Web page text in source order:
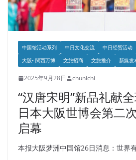
中国馆活动系列 中日文化交流 中日经贸活动
大阪• 関西万博
文旅招商 文旅推介 新媒发
2025年9月28日 chunichi
“汉唐宋明”新品礼献
日本大阪世博会第二
启幕
本报大阪梦洲中国馆26日消息：世界